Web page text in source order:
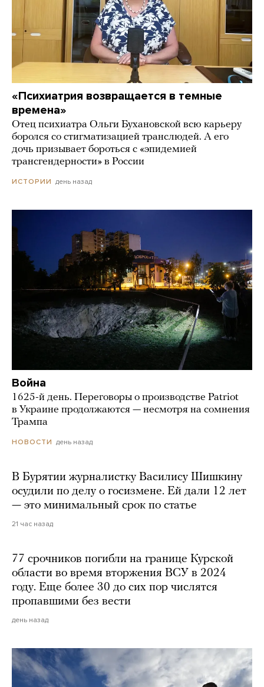
«Психиатрия возвращается в темные
времена»
Отец психиатра Ольги Бухановской всю карьеру
боролся со стигматизацией транслюдей. А его
дочь призывает бороться с «эпидемией
трансгендерности» в России
ИСТОРИИ день назад
Война
1625-й день. Переговоры о производстве Patriot
в Украине продолжаются — несмотря на сомнения
Трампа
НОВОСТИ день назад
В Бурятии журналистку Василису Шишкину
осудили по делу о госизмене. Ей дали 12 лет
— это минимальный срок по статье
21 час назад
77 срочников погибли на границе Курской
области во время вторжения ВСУ в 2024
году. Еще более 30 до сих пор числятся
пропавшими без вести
день назад